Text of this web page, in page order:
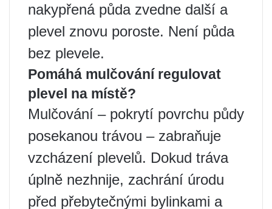
nakypřená půda zvedne další a
plevel znovu poroste. Není půda
bez plevele.
Pomáhá mulčování regulovat
plevel na místě?
Mulčování – pokrytí povrchu půdy
posekanou trávou – zabraňuje
vzcházení plevelů. Dokud tráva
úplně nezhnije, zachrání úrodu
před přebytečnými bylinkami a